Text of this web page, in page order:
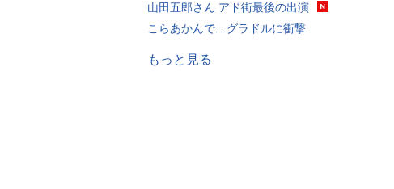
山田五郎さん アド街最後の出演
こらあかんで…グラドルに衝撃
もっと見る